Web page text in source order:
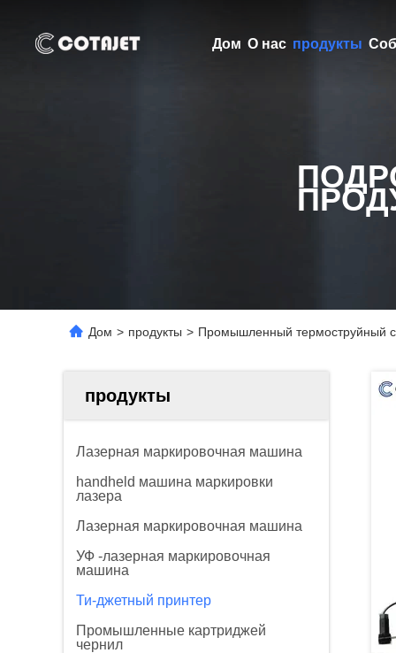
Дом О нас продукты
Дом > продукты > Промышленный термоструйный
продукты
Лазерная маркировочная машина
handheld машина маркировки
лазера
Лазерная маркировочная машина
УФ -лазерная маркировочная
машина
Ти-джетный принтер
Промышленные картриджей
чернил